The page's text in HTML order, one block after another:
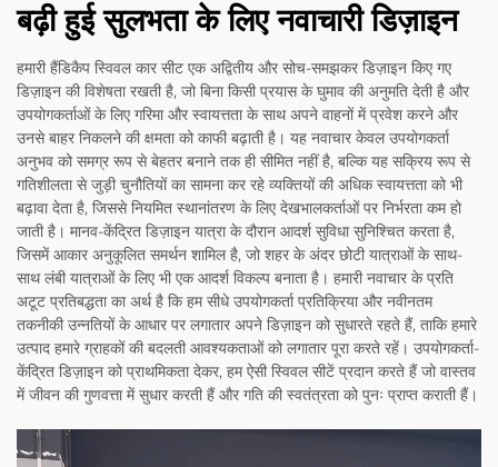
बढ़ी हुई सुलभता के लिए नवाचारी डिज़ाइन
हमारी हैंडिकैप स्विवल कार सीट एक अद्वितीय और सोच-समझकर डिज़ाइन किए गए
डिज़ाइन की विशेषता रखती है, जो बिना किसी प्रयास के घुमाव की अनुमति देती है और
उपयोगकर्ताओं के लिए गरिमा और स्वायत्तता के साथ अपने वाहनों में प्रवेश करने और
उनसे बाहर निकलने की क्षमता को काफी बढ़ाती है। यह नवाचार केवल उपयोगकर्ता
अनुभव को समग्र रूप से बेहतर बनाने तक ही सीमित नहीं है, बल्कि यह सक्रिय रूप से
गतिशीलता से जुड़ी चुनौतियों का सामना कर रहे व्यक्तियों की अधिक स्वायत्तता को भी
बढ़ावा देता है, जिससे नियमित स्थानांतरण के लिए देखभालकर्ताओं पर निर्भरता कम हो
जाती है। मानव-केंद्रित डिज़ाइन यात्रा के दौरान आदर्श सुविधा सुनिश्चित करता है,
जिसमें आकार अनुकूलित समर्थन शामिल है, जो शहर के अंदर छोटी यात्राओं के साथ-
साथ लंबी यात्राओं के लिए भी एक आदर्श विकल्प बनाता है। हमारी नवाचार के प्रति
अटूट प्रतिबद्धता का अर्थ है कि हम सीधे उपयोगकर्ता प्रतिक्रिया और नवीनतम
तकनीकी उन्नतियों के आधार पर लगातार अपने डिज़ाइन को सुधारते रहते हैं, ताकि हमारे
उत्पाद हमारे ग्राहकों की बदलती आवश्यकताओं को लगातार पूरा करते रहें। उपयोगकर्ता-
केंद्रित डिज़ाइन को प्राथमिकता देकर, हम ऐसी स्विवल सीटें प्रदान करते हैं जो वास्तव
में जीवन की गुणवत्ता में सुधार करती हैं और गति की स्वतंत्रता को पुनः प्राप्त कराती हैं।